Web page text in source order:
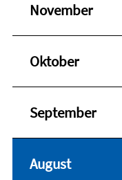
November
Oktober
September
August